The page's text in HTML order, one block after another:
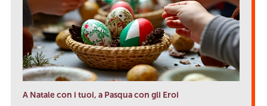
A Natale con i tuoi, a Pasqua con gli Eroi